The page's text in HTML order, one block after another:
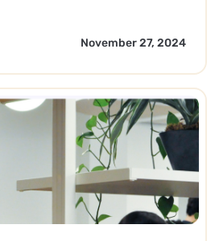
November 27, 2024